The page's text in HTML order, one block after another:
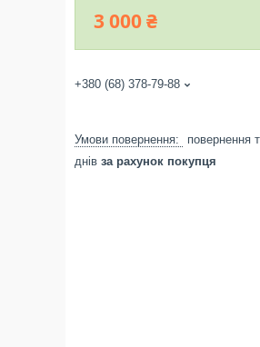
3 000 ₴
+380 (68) 378-79-88
повернення
днів за рахунок покупця